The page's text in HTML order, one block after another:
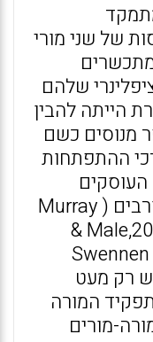
של שני מורי
שלהם
הייתה להבין
מנוסים כשם
ההתפתחות
בלמידת מורי מורים הולכים ורבים ( Murray
&
יש רק מעט
המורה
מורים